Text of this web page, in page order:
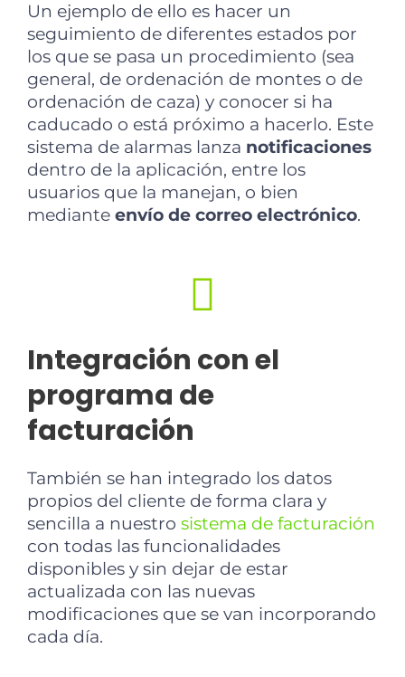
Un ejemplo de ello es hacer un
seguimiento de diferentes estados por
los que se pasa un procedimiento (sea
general, de ordenación de montes o de
ordenación de caza) y conocer si ha
caducado o está próximo a hacerlo. Este
sistema de alarmas lanza notificaciones
dentro de la aplicación, entre los
usuarios que la manejan, o bien
mediante envío de correo electrónico.
Integración con el
programa de
facturación
También se han integrado los datos
propios del cliente de forma clara y
sencilla a nuestro sistema de facturación
con todas las funcionalidades
disponibles y sin dejar de estar
actualizada con las nuevas
modificaciones que se van incorporando
cada día.